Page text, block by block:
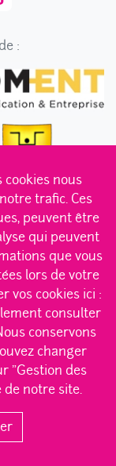
:
l’équipe |
c’est cadeau ! |
pour le frigo
pour la cheminée
Mentions légales
team Kalaapa
cookies nous
trafic. Ces
peuvent être
qui peuvent
que vous
lors de votre
vos cookies ici :
consulter
conservons
changer
"Gestion des
de notre site.